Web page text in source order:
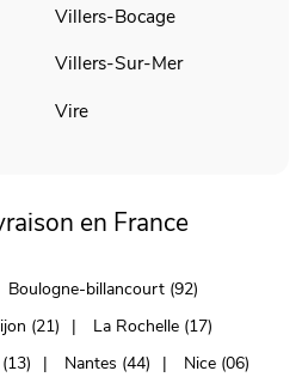
Villers-Bocage
Villers-Sur-Mer
Vire
en France
Boulogne-billancourt (92)
(21)
La Rochelle (17)
Nantes (44)
Nice (06)